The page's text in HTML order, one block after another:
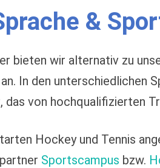
&
bieten wir alternativ zu
In den unterschiedlichen
das von hochqualifizierten
Hockey und Tennis
Sportscampus bzw.